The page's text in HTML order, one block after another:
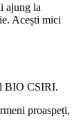
ajung la
Acești mici
BIO CSIRI.
proaspeți,